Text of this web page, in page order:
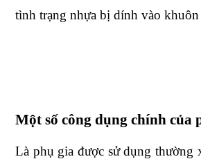
tình trạng nhựa bị dính vào
Một số công dụng chính của
Là phụ gia được sử dụng thường